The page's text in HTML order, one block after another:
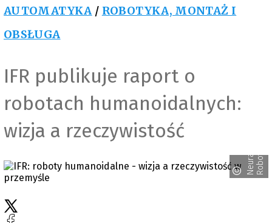
AUTOMATYKA / ROBOTYKA, MONTAŻ I
OBSŁUGA
IFR publikuje raport o
robotach humanoidalnych:
wizja a rzeczywistość
N
e
u
r
a
R
o
b
o
t
i
cs